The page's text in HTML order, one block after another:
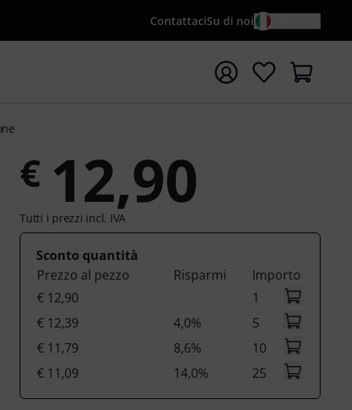
ContattaciSu di noi
la ricerca con il termine di ricerca {searchTerm}
€ 12,90
Tutti i prezzi incl. IVA
Sconto quantità
Prezzo al pezzo
Risparmi
Importo
€ 12,90
1
€ 12,39
4,0%
5
€ 11,79
8,6%
10
€ 11,09
14,0% 25